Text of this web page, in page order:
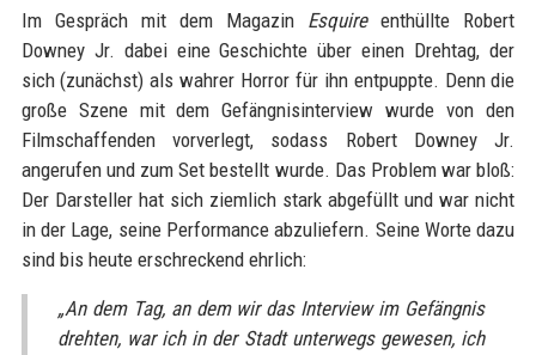
Im Gespräch mit dem Magazin Esquireenthüllte Robert
Downey Jr. dabei eine Geschichte über einen Drehtag, der
sich (zunächst) als wahrer Horror für ihn entpuppte. Denn die
große Szene mit dem Gefängnisinterview wurde von den
Filmschaffenden vorverlegt, sodass Robert Downey Jr.
angerufen und zum Set bestellt wurde. Das Problem war bloß:
Der Darsteller hat sich ziemlich stark abgefüllt und war nicht
in der Lage, seine Performance abzuliefern. Seine Worte dazu
sind bis heute erschreckend ehrlich:
„An dem Tag, an dem wir das Interview im Gefängnis
drehten, war ich in der Stadt unterwegs gewesen, ich